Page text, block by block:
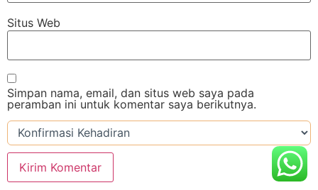
Situs Web
Simpan nama, email, dan situs web saya pada
peramban ini untuk komentar saya berikutnya.